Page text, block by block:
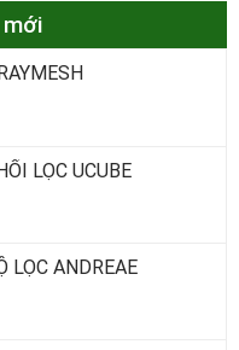
mới
LỌC UCUBE
LỌC ANDREAE